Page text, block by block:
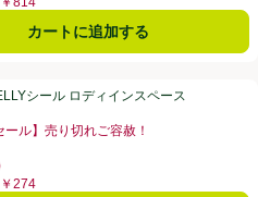
カートに追加する
ペース
。 シール ロディインスペース
ール】売り切れご容赦！
274